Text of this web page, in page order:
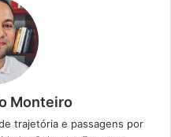
Monteiro
trajetória e passagens por